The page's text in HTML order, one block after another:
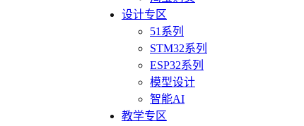
设计专区
51系列
STM32系列
ESP32系列
模型设计
智能AI
教学专区